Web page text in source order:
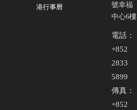
港行事曆
號幸福
中心6樓
電話：
+852
2833
5899
傳真：
+852